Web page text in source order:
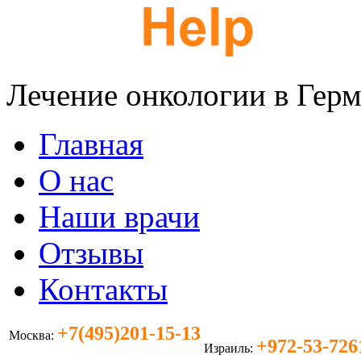
Лечение онкологии в
Главная
О нас
Наши врачи
Отзывы
Контакты
Москва: +7(495)201-15-13
Израиль: +972-53-